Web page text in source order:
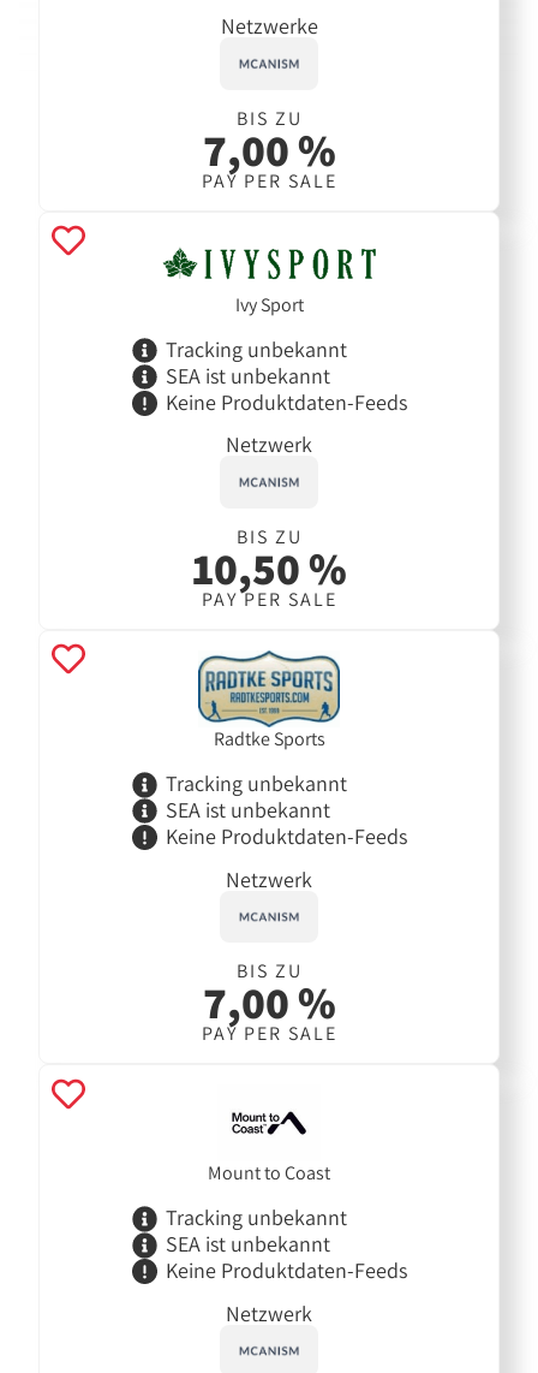
Netzwerke
BIS ZU
7,00 %
PAY PER SALE
Ivy Sport
Tracking unbekannt
SEA ist unbekannt
Keine Produktdaten-Feeds
Netzwerk
BIS ZU
10,50 %
PAY PER SALE
Radtke Sports
Tracking unbekannt
SEA ist unbekannt
Keine Produktdaten-Feeds
Netzwerk
BIS ZU
7,00 %
PAY PER SALE
Mount to Coast
Tracking unbekannt
SEA ist unbekannt
Keine Produktdaten-Feeds
Netzwerk